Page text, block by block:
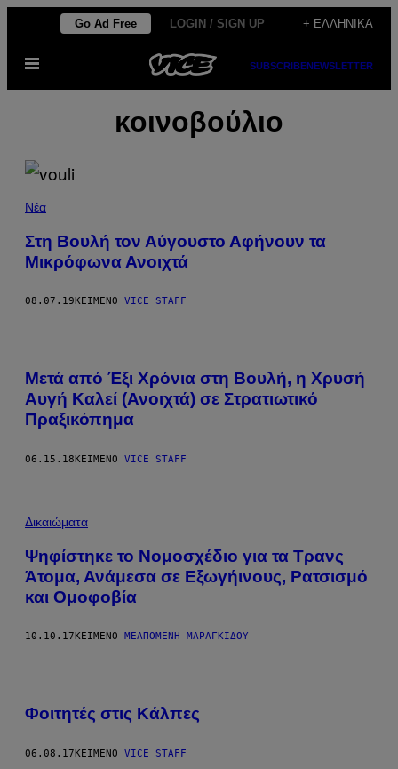
Μετάβαση
περιεχόμενο
Go Ad Free LOGIN / SIGN UP + ΕΛΛΗΝΙΚΆ
Ανοίξτε
μενού
SUBSCRIBENEWSLETTER
κοινοβούλιο
Νέα
Στη Βουλή τον Αύγουστο Αφήνουν τα
Μικρόφωνα Ανοιχτά
08.07.19 ΚΕΊΜΕΝΟ VICE STAFF
Μετά από Έξι Χρόνια στη Βουλή, η Χρυσή
Αυγή Καλεί (Ανοιχτά) σε Στρατιωτικό
Πραξικόπημα
06.15.18ΚΕΊΜΕΝΟ VICE STAFF
Δικαιώματα
Ψηφίστηκε το Νομοσχέδιο για τα Τρανς
Άτομα, Ανάμεσα σε Εξωγήινους, Ρατσισμό
και Ομοφοβία
10.10.17 ΚΕΊΜΕΝΟ ΜΕΛΠΟΜΈΝΗ ΜΑΡΑΓΚΊΔΟΥ
Φοιτητές στις Κάλπες
06.08.17ΚΕΊΜΕΝΟ VICE STAFF